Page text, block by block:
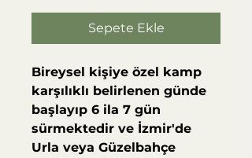
Sepete Ekle
Bireysel kişiye özel kamp
karşılıklı belirlenen günde
başlayıp 6 ila 7 gün
sürmektedir ve İzmir'de
Urla veya Güzelbahçe